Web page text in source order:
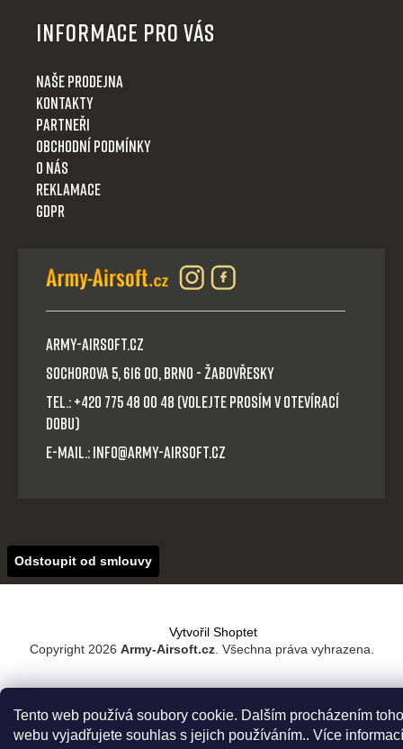
Tento web používá soubory cookie. Dalším procházením
webu vyjadřujete souhlas s jejich používáním.. Více informací
Informace pro Vás
Naše prodejna
Kontakty
Partneři
Obchodní podmínky
O nás
Reklamace
GDPR
Army-Airsoft.cz
Sochorova 5, 616 00, Brno - Žabovřesky
Tel.: +420 775 48 00 48 (volejte prosím v otevírací
dobu)
E-mail.: info@army-airsoft.cz
Odstoupit od smlouvy
Vytvořil Shoptet
Copyright 2026 Army-Airsoft.cz. Všechna práva vyhrazena.